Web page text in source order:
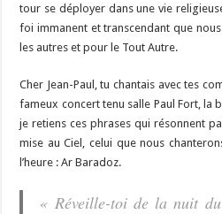
tour se déployer dans une vie
foi immanent et transcendant que
les autres et pour le Tout Autre.
Cher Jean-Paul, tu chantais avec tes
fameux concert tenu salle Paul Fort,
je retiens ces phrases qui résonnent
mise au Ciel, celui que nous
l’heure : Ar Baradoz.
« Réveille-toi de la nuit